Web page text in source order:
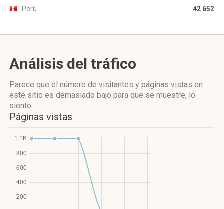
Perú 42 652
Análisis del tráfico
Parece que el número de visitantes y páginas vistas en
este sitio es demasiado bajo para que se muestre, lo
siento.
Páginas vistas